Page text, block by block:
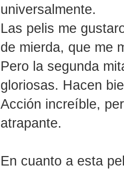
universalmente.
Las pelis me
de mierda, que me
Pero la segunda
gloriosas. Hacen
Acción increíble,
atrapante.
En cuanto a esta